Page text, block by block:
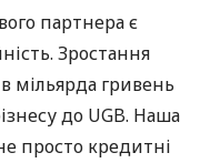
партнера є
Зростання
мільярда гривень
до UGB. Наша
просто кредитні